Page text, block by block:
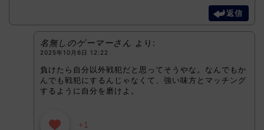
返信
名無しのゲーマーさん より:
2025年10月6日 12:22
負けたら自分以外戦犯だと思ってそうやな。なんでもか
んでも戦犯にするんじゃなくて、強い味方とマッチング
するように自分を磨けよ。
+1